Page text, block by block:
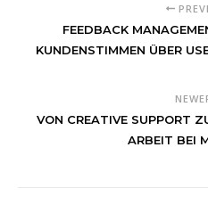
FEEDBACK
KUNDENSTIMMEN ÜBER
VON CREATIVE SUPPORT
ARBEIT BEI